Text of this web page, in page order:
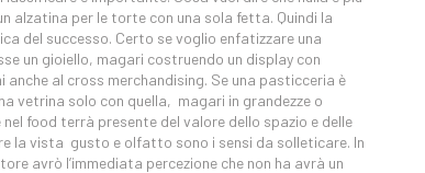
alzatina per le torte con una sola fetta. Quindi la
del successo. Certo se voglio enfatizzare una
un gioiello, magari costruendo un display con
al cross merchandising. Se una pasticceria è
vetrina solo con quella, magari in grandezze o
food terrà presente del valore dello spazio e delle
la vista gusto e olfatto sono i sensi da solleticare. In
avrò l’immediata percezione che non ha avrà un